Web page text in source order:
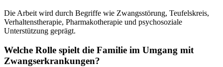
Die Arbeit wird durch Begriffe wie Zwangsstörung, Teufelskreis,
Verhaltenstherapie, Pharmakotherapie und psychosoziale
Unterstützung geprägt.
Welche Rolle spielt die Familie im Umgang mit
Zwangserkrankungen?